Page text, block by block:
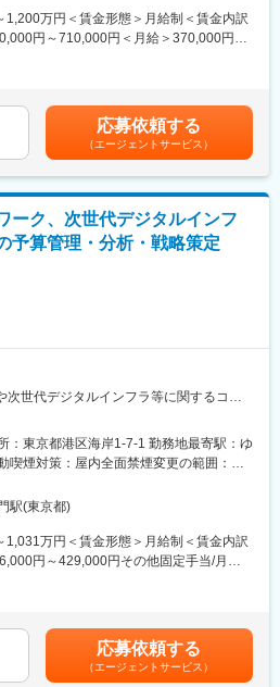
験を活かして自走いただける方を想定し
創業以来、”最適”な商品・サービスを”最
お客様に販売し普及させることに注力
に努めてきました。
インフラ、経済のインフラとなった情報
個人向け、企業向けにあらゆるサービス
ューションをお届けしております。
る業務
導
りますが、各協力会社と協働して業務を遂
超のメンバで日々コミュニケーションを
週1回程度の川崎出張とリモート勤務を取
的にNTTグループ各社交流を実施。
：17.4日
ります。（※グッドキャリア企業アワード
円、扶養家族の方がいらっしゃる方は
ございます。
ることが条件となります。(管理職除く)
プ会社のうち、NTT研究所と連携をして
1,200万円＜賃金形態＞月給制＜賃金内訳
円～710,000円＜月給＞370,000円～
により決定いたします。※時間外手当・そ
り支給します。賞与：有（時期 6・12月/
昇給：有賃金はあくまでも目安の金額で
する可能性があります。月給(月額)は固定
応募依頼する
（エージェントサービス）
ク、次世代デジタルインフ
予算管理・分析・戦略策定
次世代デジタルインフラ等に関するコス
ます。
ート
：東京都港区海岸1-7-1 勤務地最寄駅：ゆ
喫煙対策：屋内全面禁煙変更の範囲：会
ートワーク含む）
駅(東京都)
1,031万円＜賃金形態＞月給制＜賃金内訳
円～429,000円その他固定手当/月：
外手当月30h分・賞与・特別加算賞与・各
1回（原則）■賞与年2回※年間標準賞与5カ
に応じて支給）賃金はあくまでも目安の
応募依頼する
（エージェントサービス）